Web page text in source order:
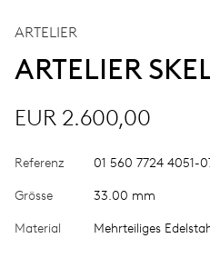
ARTELIER
ARTELIER
EUR 2.600,00
Referenz 01 560 7724 4051-
Grösse 33.00 mm
Material Mehrteiliges